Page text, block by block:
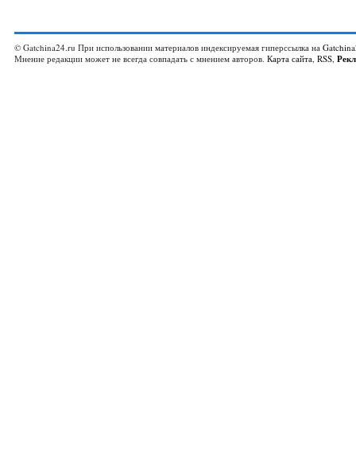
© Gatchina24.ru При использовании материалов индексируемая гиперссылка на
Мнение редакции может не всегда совпадать с мнением авторов. Карта сайта, RSS,